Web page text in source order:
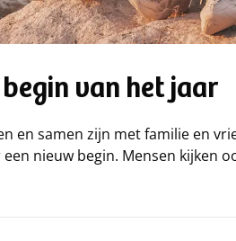
van het jaar
en samen zijn met familie en
nieuw begin. Mensen kijken